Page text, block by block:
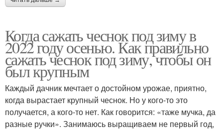
Когда сажать чеснок под зиму в
2022 году осенью. Как правильно
сажать чеснок под зиму, чтобы он
был крупным
Каждый дачник мечтает о достойном урожае, приятно,
когда вырастает крупный чеснок. Но у кого-то это
получается, а кого-то нет. Как говорится: «таже мучка, да
разные ручки». Занимаюсь выращиваем не первый год,